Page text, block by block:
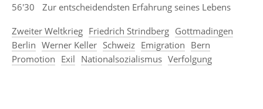
56'30
Zur entscheidendsten Erfahrung seines Lebens
Zweiter Weltkrieg Friedrich Strindberg Gottmadingen
Berlin Werner Keller Schweiz Emigration Bern
Promotion Exil Nationalsozialismus Verfolgung